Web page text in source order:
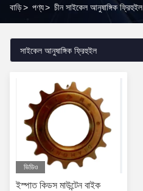
বাড়ি> পণ্য> চীন সাইকেল আনুষাঙ্গিক ফ্রিহুইল
সাইকেল আনুষাঙ্গিক ফ্রিহুইল
ভিডিও
ইস্পাত কিডস মাউন্টেন বাইক